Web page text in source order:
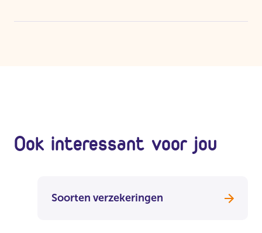
Ook interessant voor jou
Soorten verzekeringen